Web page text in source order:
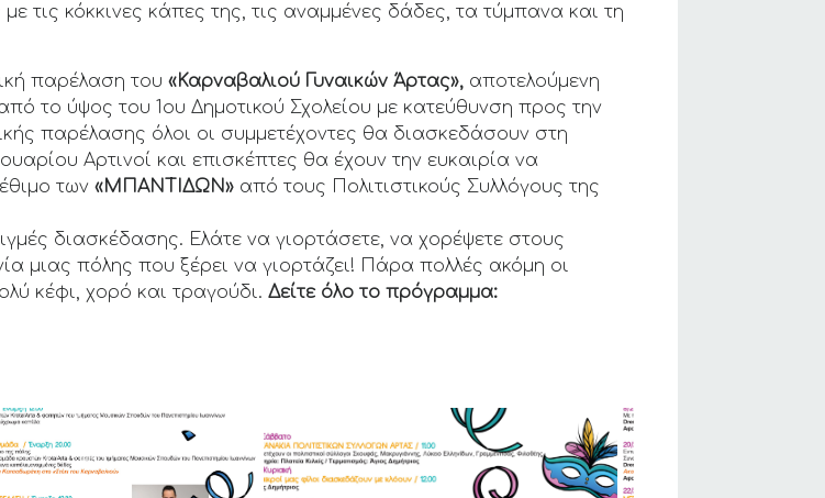
τις κόκκινες κάπες της, τις αναμμένες δάδες, τα τύμπανα και τη
παρέλαση του«Καρναβαλιού Γυναικών Άρτας», αποτελούμενη
το ύψος του 1ου Δημοτικού Σχολείου με κατεύθυνση προς την
παρέλασης όλοι οι συμμετέχοντες θα διασκεδάσουν στη
Αρτινοί και επισκέπτες θα έχουν την ευκαιρία να
των«ΜΠΑΝΤΙΔΩΝ» από τους Πολιτιστικούς Συλλόγους της
διασκέδασης. Ελάτε να γιορτάσετε, να χορέψετε στους
μιας πόλης που ξέρει να γιορτάζει! Πάρα πολλές ακόμη οι
κέφι, χορό και τραγούδι.Δείτε όλο το πρόγραμμα: